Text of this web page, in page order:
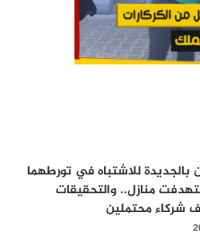
للاشتباه في تورطهما
منازل.. والتحقيقات
شركاء محتملين